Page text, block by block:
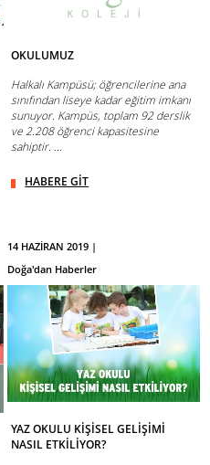
OKULUMUZ
Halkalı Kampüsü; öğrencilerine ana
sınıfından liseye kadar eğitim imkanı
sunuyor. Kampüs, toplam 92 derslik
ve 2.208 öğrenci kapasitesine
sahiptir. ...
HABERE GİT
14 HAZİRAN 2019 |
Doğa'dan Haberler
YAZ OKULU KİŞİSEL GELİŞİMİ
NASIL ETKİLİYOR?